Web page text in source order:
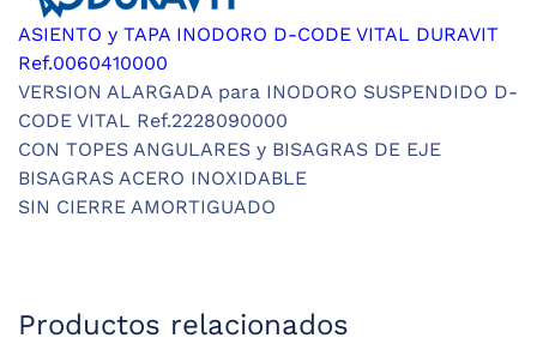
ASIENTO y TAPA INODORO D-CODE VITAL DURAVIT
Ref.0060410000
VERSION ALARGADA para INODORO SUSPENDIDO D-
CODE VITAL Ref.2228090000
CON TOPES ANGULARES y BISAGRAS DE EJE
BISAGRAS ACERO INOXIDABLE
SIN CIERRE AMORTIGUADO
Productos relacionados